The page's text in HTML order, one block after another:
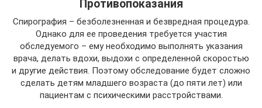
Противопоказания
Спирография – безболезненная и безвредная процедура.
Однако для ее проведения требуется участия
обследуемого – ему необходимо выполнять указания
врача, делать вдохи, выдохи с определенной скоростью
и другие действия. Поэтому обследование будет сложно
сделать детям младшего возраста (до пяти лет) или
пациентам с психическими расстройствами.